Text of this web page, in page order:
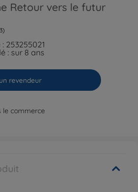
Retour vers le futur
253255021
: sur 8 ans
revendeur
le commerce